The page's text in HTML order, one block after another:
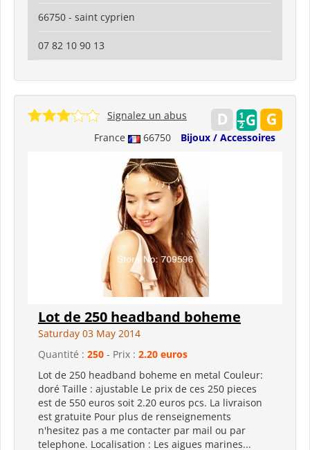
66750 - saint cyprien
07 82 10 90 13
France 66750 Bijoux / Accessoires
Signalez un abus
Lot de 250 headband boheme
Saturday 03 May 2014
Quantité : 250 - Prix : 2.20 euros
Lot de 250 headband boheme en metal Couleur:
doré Taille : ajustable Le prix de ces 250 pieces
est de 550 euros soit 2.20 euros pcs. La livraison
est gratuite Pour plus de renseignements
n'hesitez pas a me contacter par mail ou par
telephone. Localisation : Les aigues marines...